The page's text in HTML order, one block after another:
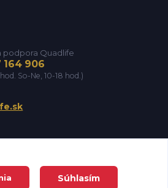
podpora Quadlife
164 906
So-Ne, 10-18 hod.)
Súhlasím